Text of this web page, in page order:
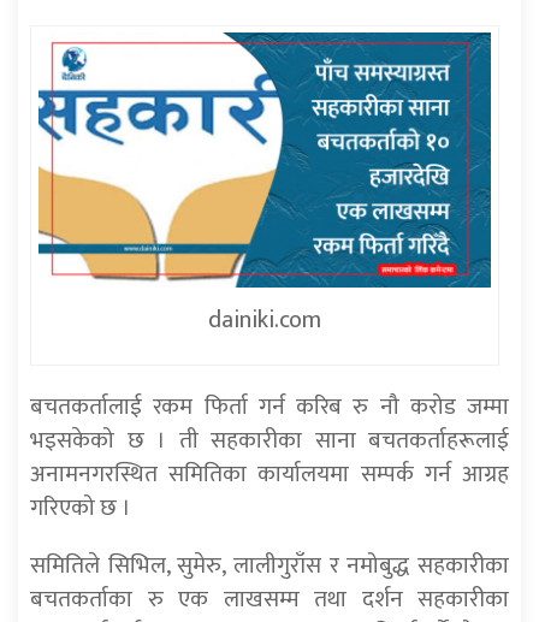
dainiki.com
बचतकर्तालाई रकम फिर्ता गर्न करिब रु नौ करोड जम्मा
भइसकेको छ । ती सहकारीका साना बचतकर्ताहरूलाई
अनामनगरस्थित समितिका कार्यालयमा सम्पर्क गर्न आग्रह
गरिएको छ ।
समितिले सिभिल, सुमेरु, लालीगुराँस र नमोबुद्ध सहकारीका
बचतकर्ताका रु एक लाखसम्म तथा दर्शन सहकारीका